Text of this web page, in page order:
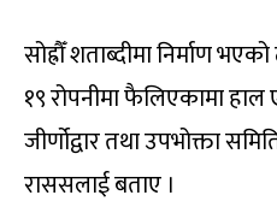
सोह्रौँ शताब्दीमा निर्माण
१९ रोपनीमा फैलिएकामा
जीर्णोद्वार तथा उपभोक्ता
राससलाई बताए ।